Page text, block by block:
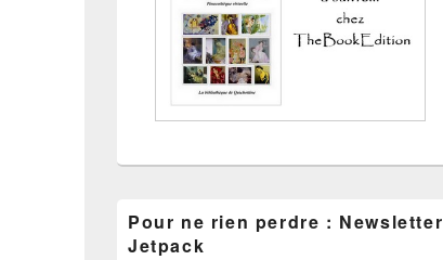
Pour ne rien perdre : Newsletter
Jetpack